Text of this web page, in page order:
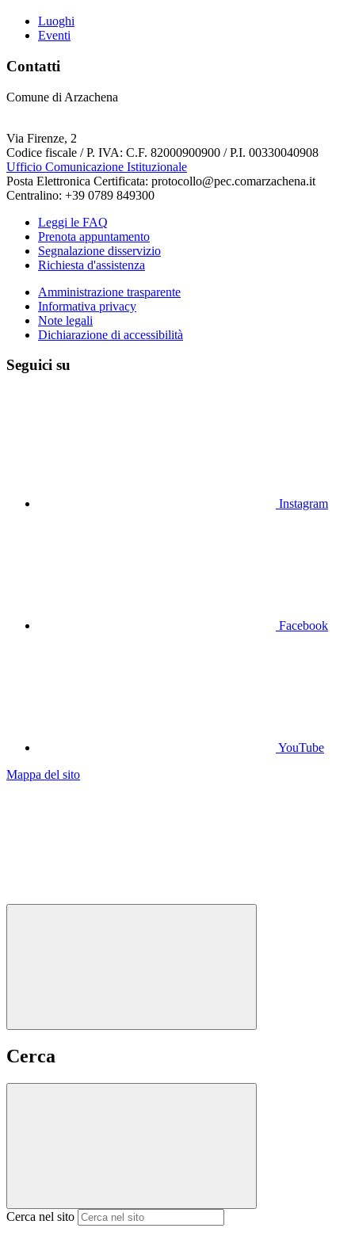
Luoghi
Eventi
Contatti
Comune di Arzachena
Via Firenze, 2
Codice fiscale / P. IVA: C.F. 82000900900 / P.I. 00330040908
Ufficio Comunicazione Istituzionale
Posta Elettronica Certificata: protocollo@pec.comarzachena.it
Centralino: +39 0789 849300
Leggi le FAQ
Prenota appuntamento
Segnalazione disservizio
Richiesta d'assistenza
Amministrazione trasparente
Informativa privacy
Note legali
Dichiarazione di accessibilità
Seguici su
Instagram
Facebook
YouTube
Mappa del sito
Cerca
Cerca nel sito